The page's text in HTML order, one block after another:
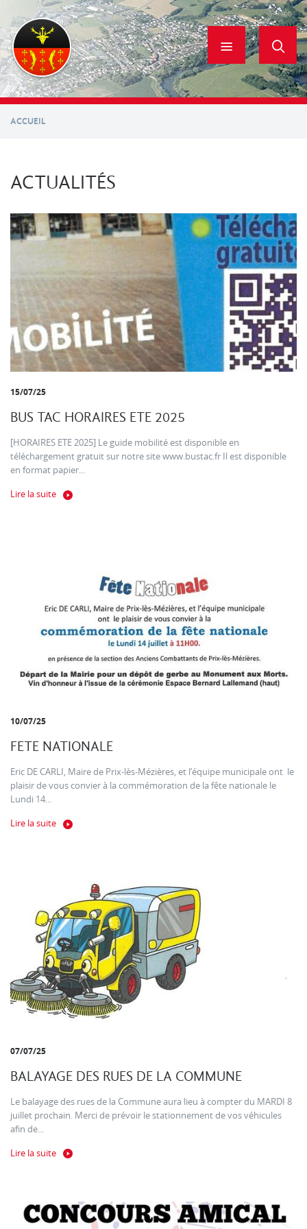
contenu
principal
ACCUEIL
ACTUALITÉS
15/07/25
BUS TAC HORAIRES ETE 2025
[HORAIRES ETE 2025] Le guide mobilité est disponible en
téléchargement gratuit sur notre site www.bustac.fr Il est disponible
en format papier...
Lire la suite
10/07/25
FETE NATIONALE
Eric DE CARLI, Maire de Prix-lès-Mézières, et l’équipe municipale ont le
plaisir de vous convier à la commémoration de la fête nationale le
Lundi 14...
Lire la suite
07/07/25
BALAYAGE DES RUES DE LA COMMUNE
Le balayage des rues de la Commune aura lieu à compter du MARDI 8
juillet prochain. Merci de prévoir le stationnement de vos véhicules
afin de...
Lire la suite